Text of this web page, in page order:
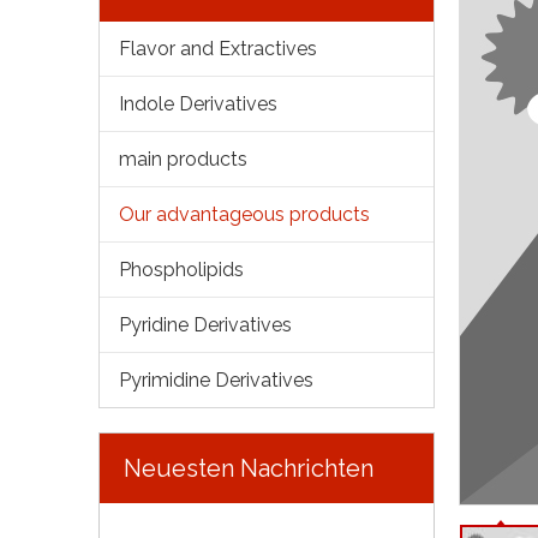
Flavor and Extractives
Indole Derivatives
main products
Our advantageous products
Phospholipids
Pyridine Derivatives
Pyrimidine Derivatives
Neuesten Nachrichten